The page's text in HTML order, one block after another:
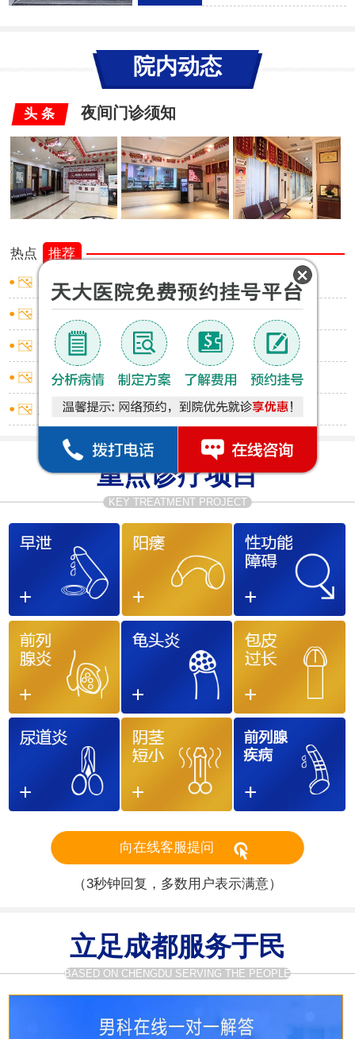
院内动态
头 条 夜间门诊须知
热点
推荐
睾丸炎怎样止痛
睾丸炎怎样止痛
龟头炎红点不痛不痒
尿道炎出血怎么回事
怎么判断是否包皮过长
重点诊疗项目
KEY TREATMENT PROJECT
向在线客服提问
（3秒钟回复，多数用户表示满意）
立足成都服务于民
BASED ON CHENGDU SERVING THE PEOPLE